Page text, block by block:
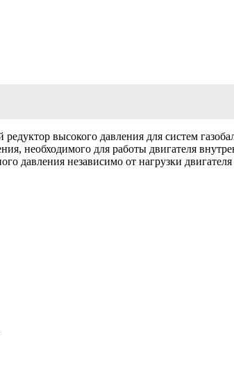
высокого давления для систем
необходимого для работы двигателя
давления независимо от нагрузки